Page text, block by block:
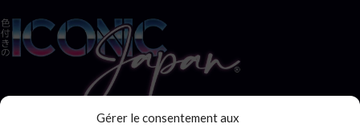
Gérer le consentement aux
® ICONIC JAPAN